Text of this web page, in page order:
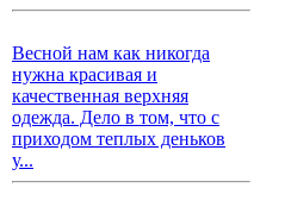
Весной нам как никогда
нужна красивая и
качественная верхняя
одежда. Дело в том, что с
приходом теплых деньков
у...